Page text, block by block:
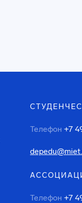
Телефон +7
Телефон +7